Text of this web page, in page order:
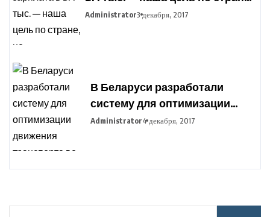
но дифференциация по
Administrator3 декабря, 2017
В Беларуси разработали
систему для оптимизации
движения транспорта во
Administrator4 декабря, 2017